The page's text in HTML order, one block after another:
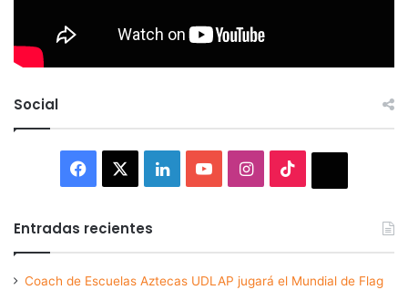
Social
Facebook LinkedInYouTubeInstagram
Entradas recientes
Coach de Escuelas Aztecas UDLAP jugará el Mundial de Flag